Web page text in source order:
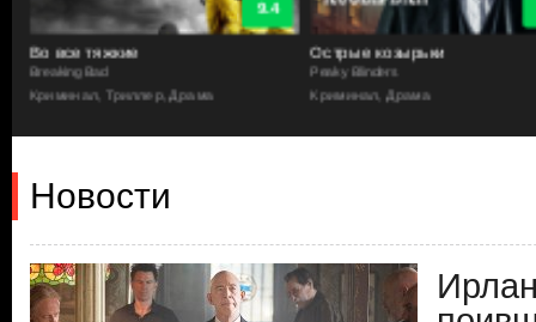
9.4
Во все тяжкие
Breaking Bad
Криминал, Триллер, Драма
Острые козырьки
Peaky Blinders
Криминал, Драма
Новости